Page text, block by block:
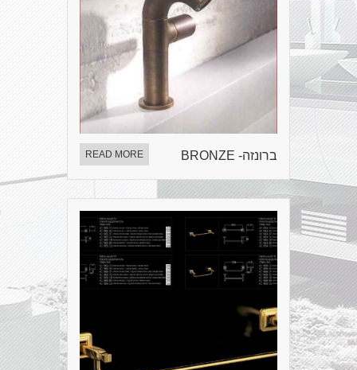
ברונזה- BRONZE READ MORE